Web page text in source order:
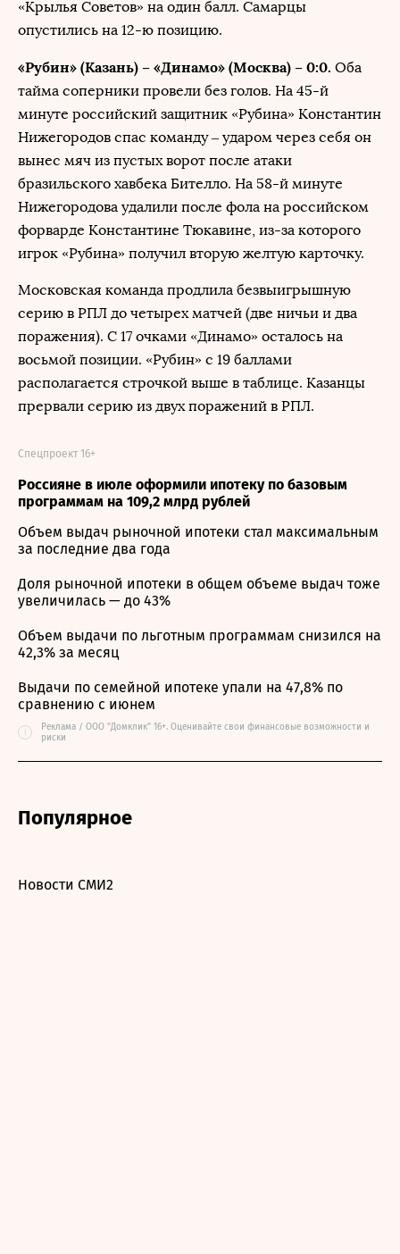
«Крылья Советов» на один балл. Самарцы
опустились на 12-ю позицию.
«Рубин» (Казань) – «Динамо» (Москва) – 0:0. Оба
тайма соперники провели без голов. На 45-й
минуте российский защитник «Рубина» Константин
Нижегородов спас команду – ударом через себя он
вынес мяч из пустых ворот после атаки
бразильского хавбека Бителло. На 58-й минуте
Нижегородова удалили после фола на российском
форварде Константине Тюкавине, из-за которого
игрок «Рубина» получил вторую желтую карточку.
Московская команда продлила безвыигрышную
серию в РПЛ до четырех матчей (две ничьи и два
поражения). С 17 очками «Динамо» осталось на
восьмой позиции. «Рубин» с 19 баллами
располагается строчкой выше в таблице. Казанцы
прервали серию из двух поражений в РПЛ.
Россияне в июле оформили ипотеку по базовым
программам на 109,2 млрд рублей
Спецпроект 16+
Объем выдач рыночной ипотеки стал максимальным
за последние два года
Доля рыночной ипотеки в общем объеме выдач тоже
увеличилась — до 43%
Объем выдачи по льготным программам снизился на
42,3% за месяц
Выдачи по семейной ипотеке упали на 47,8% по
сравнению с июнем
i
Реклама / ООО "Домклик" 16+. Оценивайте свои финансовые возможности и
риски
Популярное
Новости СМИ2